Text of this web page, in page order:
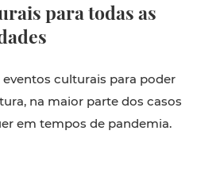
para todas as
culturais para poder
na maior parte dos casos
em tempos de pandemia.